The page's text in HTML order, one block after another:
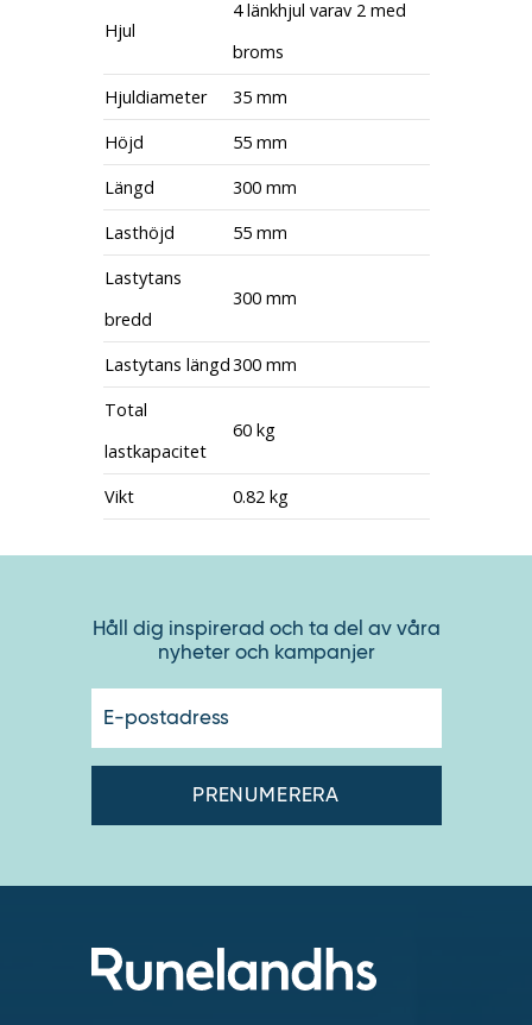
Hjul
4 länkhjul varav 2 med
broms
Hjuldiameter
35 mm
Höjd
55 mm
Längd
300 mm
Lasthöjd
55 mm
Lastytans
bredd
300 mm
Lastytans längd300 mm
Total
lastkapacitet
60 kg
Vikt 0.82 kg
Håll dig inspirerad och ta del av våra
nyheter och kampanjer